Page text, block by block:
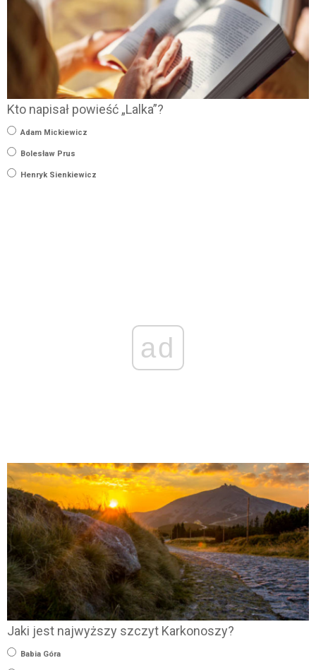
Kto napisał powieść „Lalka”?
Adam Mickiewicz
Bolesław Prus
Henryk Sienkiewicz
ad
Jaki jest najwyższy szczyt Karkonoszy?
Babia Góra